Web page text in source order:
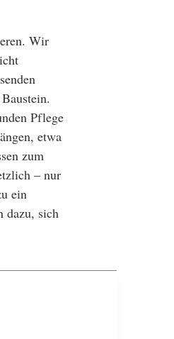
Wir
Pflege
etwa
zum
– nur
ein
dazu, sich